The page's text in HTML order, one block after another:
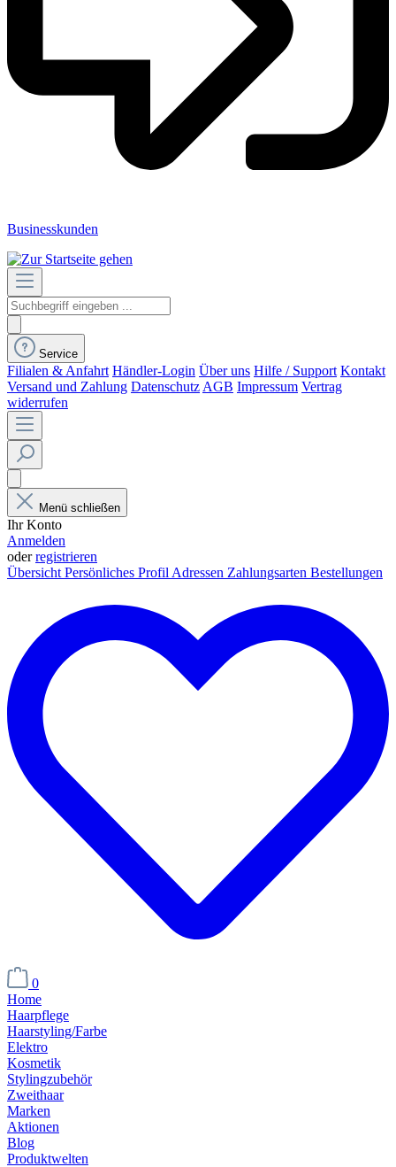
Businesskunden
Service
Filialen & Anfahrt Händler-Login Über uns Hilfe / Support Kontakt
Versand und Zahlung Datenschutz AGB Impressum Vertrag
widerrufen
Menü schließen
Ihr Konto
Anmelden
oderregistrieren
Übersicht Persönliches Profil Adressen Zahlungsarten Bestellungen
0
Home
Haarpflege
Haarstyling/Farbe
Elektro
Kosmetik
Stylingzubehör
Zweithaar
Marken
Aktionen
Blog
Produktwelten